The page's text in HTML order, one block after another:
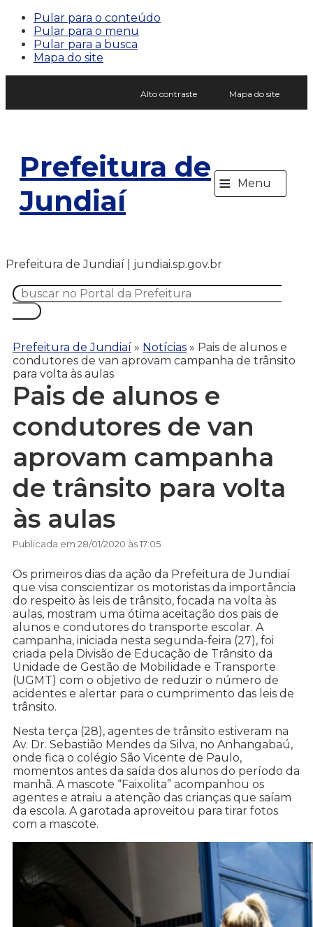
Pular para o conteúdo
Pular para o menu
Pular para a busca
Mapa do site
Alto contraste Mapa do site
Prefeitura de
Jundiaí
≡ Menu
Prefeitura de Jundiaí | jundiai.sp.gov.br
Prefeitura de Jundiaí » Notícias » Pais de alunos e
condutores de van aprovam campanha de trânsito
para volta às aulas
Pais de alunos e
condutores de van
aprovam campanha
de trânsito para volta
às aulas
Publicada em 28/01/2020 às 17:05
Os primeiros dias da ação da Prefeitura de Jundiaí
que visa conscientizar os motoristas da importância
do respeito às leis de trânsito, focada na volta às
aulas, mostram uma ótima aceitação dos pais de
alunos e condutores do transporte escolar. A
campanha, iniciada nesta segunda-feira (27), foi
criada pela Divisão de Educação de Trânsito da
Unidade de Gestão de Mobilidade e Transporte
(UGMT) com o objetivo de reduzir o número de
acidentes e alertar para o cumprimento das leis de
trânsito.
Nesta terça (28), agentes de trânsito estiveram na
Av. Dr. Sebastião Mendes da Silva, no Anhangabaú,
onde fica o colégio São Vicente de Paulo,
momentos antes da saída dos alunos do período da
manhã. A mascote “Faixolita” acompanhou os
agentes e atraiu a atenção das crianças que saíam
da escola. A garotada aproveitou para tirar fotos
com a mascote.